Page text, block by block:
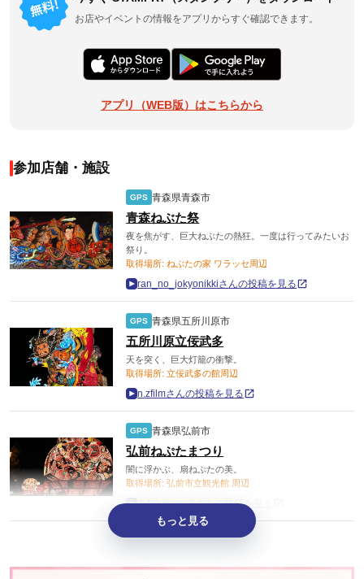
お店やイベントの情報をアプリからすぐ確認できます。
アプリ（WEB版）はこちらから
参加店舗・施設
GPS 青森県青森市
青森ねぶた祭
夜を焦がす、巨大ねぶたの熱狂。一度は行ってみたいお
祭り。
取得場所: ねぶたの家 ワラッセ周辺
ran_no_jokyonikkiさんの投稿を見る
GPS 青森県五所川原市
五所川原立佞武多
天を突く、巨大灯籠の衝撃。
取得場所: 立佞武多の館周辺
n.zfilmさんの投稿を見る
GPS 青森県弘前市
弘前ねぷたまつり
闇に浮かぶ、扇ねぷたの美。
取得場所: 弘前市立観光館 周辺
dyh9yijieviv3さんの投稿を見る
もっと見る